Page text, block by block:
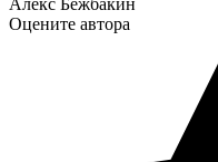
Алекс Бежбакин
Оцените автора